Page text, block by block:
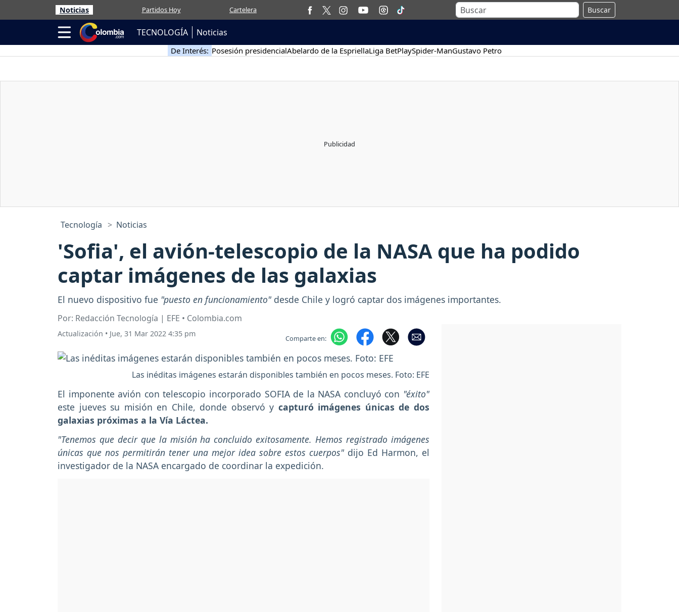
Noticias Partidos Hoy Cartelera Buscar
TECNOLOGÍA Noticias
De Interés: Posesión presidencialAbelardo de la EspriellaLiga BetPlaySpider-ManGustavo Petro
Tecnología Noticias
'Sofia', el avión-telescopio de la NASA que ha podido
captar imágenes de las galaxias
El nuevo dispositivo fue "puesto en funcionamiento" desde Chile y logró captar dos imágenes importantes.
Por: Redacción Tecnología | EFE • Colombia.com
Actualización • Jue, 31 Mar 2022 4:35 pm Comparte en:
Las inéditas imágenes estarán disponibles también en pocos meses. Foto: EFE
El imponente avión con telescopio incorporado SOFIA de la NASA concluyó con "éxito"
este jueves su misión en Chile, donde observó y capturó imágenes únicas de dos
galaxias próximas a la Vía Láctea.
"Tenemos que decir que la misión ha concluido exitosamente. Hemos registrado imágenes
únicas que nos permitirán tener una mejor idea sobre estos cuerpos" dijo Ed Harmon, el
investigador de la NASA encargado de coordinar la expedición.